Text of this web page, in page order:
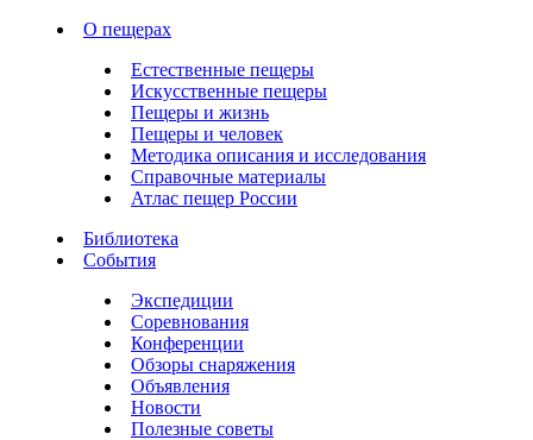
О пещерах
Естественные пещеры
Искусственные пещеры
Пещеры и жизнь
Пещеры и человек
Методика описания и исследования
Справочные материалы
Атлас пещер России
Библиотека
События
Экспедиции
Соревнования
Конференции
Обзоры снаряжения
Объявления
Новости
Полезные советы